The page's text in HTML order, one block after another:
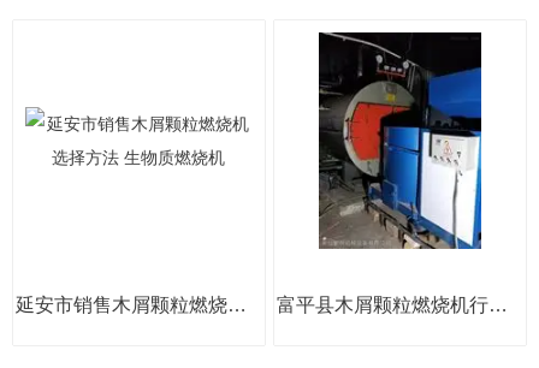
延安市销售木屑颗粒燃烧机选择方法 生物质燃烧机 富平县木屑颗粒燃烧机行业标准 生物质燃烧机